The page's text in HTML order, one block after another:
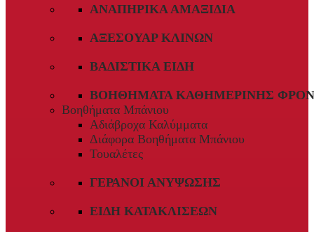
ΑΝΑΠΗΡΙΚΆ ΑΜΑΞΊΔΙΑ
ΑΞΕΣΟΥΆΡ ΚΛΙΝΏΝ
ΒΑΔΙΣΤΙΚΆ ΕΊΔΗ
ΒΟΗΘΉΜΑΤΑ ΚΑΘΗΜΕΡΙΝΉΣ
Βοηθήματα Μπάνιου
Αδιάβροχα Καλύμματα
Διάφορα Βοηθήματα Μπάνιου
Τουαλέτες
ΓΕΡΑΝΟΊ ΑΝΎΨΩΣΗΣ
ΕΊΔΗ ΚΑΤΑΚΛΊΣΕΩΝ